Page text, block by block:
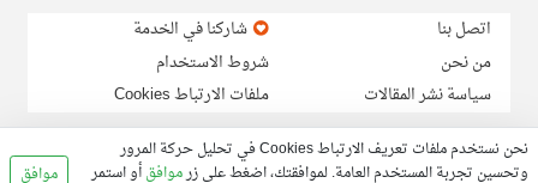
اتصل بنا
من نحن
سياسة نشر المقالات
شاركنا في الخدمة
شروط الاستخدام
ملفات الارتباط Cookies
لارسال خبر او مقالة: info@linga.orgنحن نستخدم ملفات تعريف الارتباط Cookies في تحليل حركة المرور
وتحسين تجربة المستخدم العامة. لموافقتك، اضغط على زرموافقأو استمر موافق